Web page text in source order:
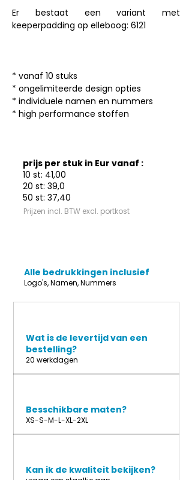
Er bestaat een variant met
keeperpadding op elleboog: 6121
* vanaf 10 stuks
* ongelimiteerde design opties
* individuele namen en nummers
* high performance stoffen
prijs per stuk in Eur vanaf :
10 st: 41,00
20 st: 39,0
50 st: 37,40
Prijzen incl. BTW excl. portkost
Alle bedrukkingen inclusief
Logo's, Namen, Nummers
Wat is de levertijd van een
bestelling?
20 werkdagen
Besschikbare maten?
XS-S-M-L-XL-2XL
Kan ik de kwaliteit bekijken?